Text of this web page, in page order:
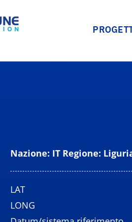
Nazione: IT Regione:
LAT
LONG